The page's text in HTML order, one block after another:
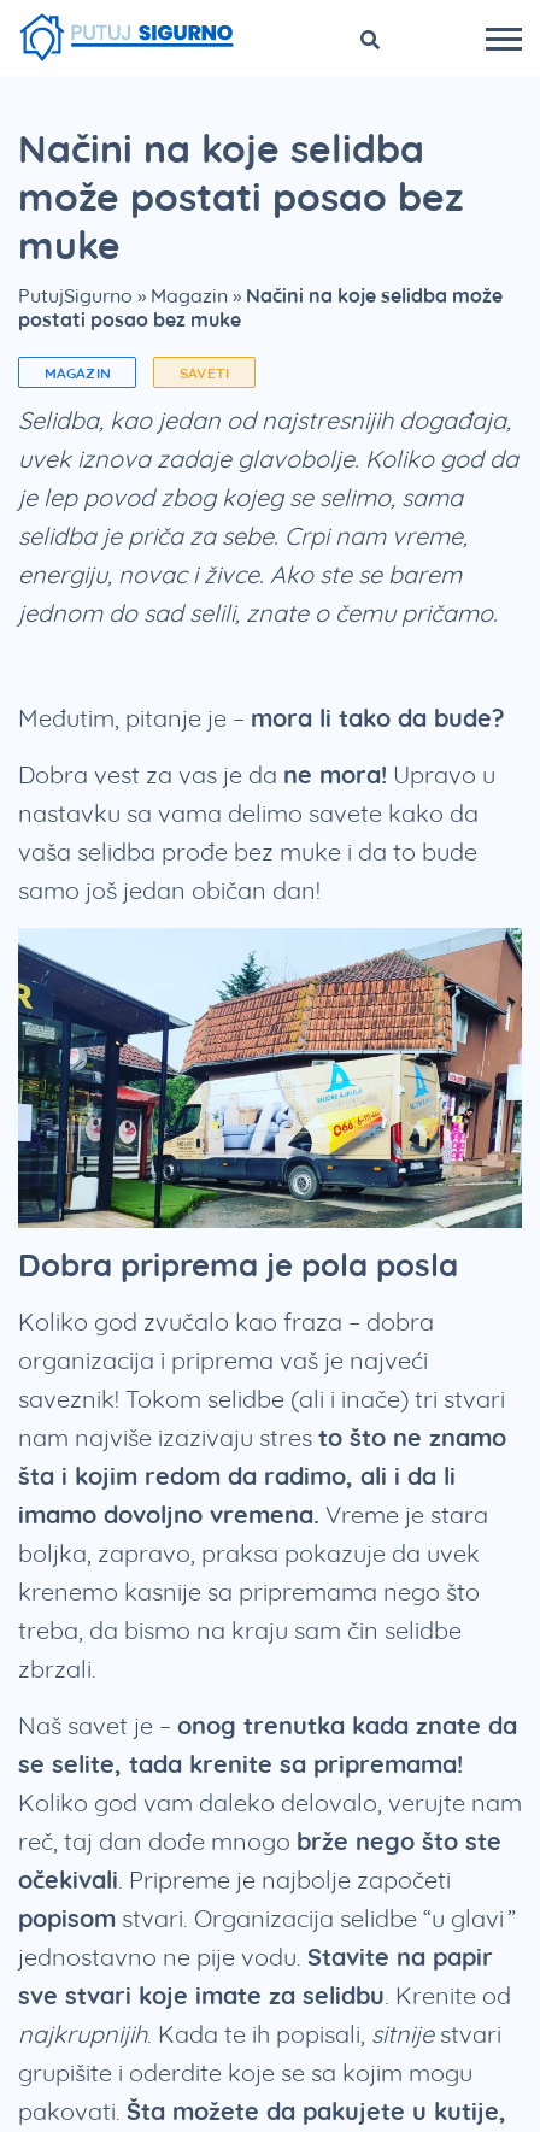
Načini na koje selidba
može postati posao bez
muke
PutujSigurno » Magazin » Načini na koje selidba može
postati posao bez muke
MAGAZIN SAVETI
Selidba, kao jedan od najstresnijih događaja,
uvek iznova zadaje glavobolje. Koliko god da
je lep povod zbog kojeg se selimo, sama
selidba je priča za sebe. Crpi nam vreme,
energiju, novac i živce. Ako ste se barem
jednom do sad selili, znate o čemu pričamo.
Međutim, pitanje je – mora li tako da bude?
Dobra vest za vas je da ne mora! Upravo u
nastavku sa vama delimo savete kako da
vaša selidba prođe bez muke i da to bude
samo još jedan običan dan!
Dobra priprema je pola posla
Koliko god zvučalo kao fraza – dobra
organizacija i priprema vaš je najveći
saveznik! Tokom selidbe (ali i inače) tri stvari
nam najviše izazivaju stres to što ne znamo
šta i kojim redom da radimo, ali i da li
imamo dovoljno vremena. Vreme je stara
boljka, zapravo, praksa pokazuje da uvek
krenemo kasnije sa pripremama nego što
treba, da bismo na kraju sam čin selidbe
zbrzali.
Naš savet je – onog trenutka kada znate da
se selite, tada krenite sa pripremama!
Koliko god vam daleko delovalo, verujte nam
reč, taj dan dođe mnogo brže nego što ste
očekivali . Pripreme je najbolje započeti
popisom stvari. Organizacija selidbe “u glavi”
jednostavno ne pije vodu. Stavite na papir
sve stvari koje imate za selidbu . Krenite od
najkrupnijih. Kada te ih popisali, sitnijestvari
grupišite i oderdite koje se sa kojim mogu
pakovati. Šta možete da pakujete u kutije,